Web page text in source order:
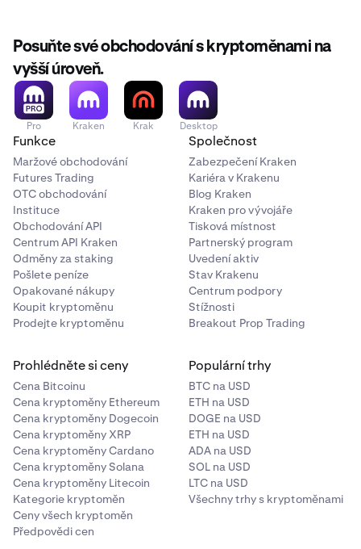
✅
Base
✅
✅
Polygon
✅
✅
✅
✅
Linea
✅
✅
Posuňte své obchodování s kryptoměnami na
vyšší úroveň.
Pro Kraken Krak Desktop
Funkce
Maržové obchodování
Futures Trading
OTC obchodování
Instituce
Obchodování API
Centrum API Kraken
Odměny za staking
Pošlete peníze
Opakované nákupy
Koupit kryptoměnu
Prodejte kryptoměnu
Společnost
Zabezpečení Kraken
Kariéra v Krakenu
Blog Kraken
Kraken pro vývojáře
Tisková místnost
Partnerský program
Uvedení aktiv
Stav Krakenu
Centrum podpory
Stížnosti
Breakout Prop Trading
Prohlédněte si ceny
Cena Bitcoinu
Cena kryptoměny Ethereum
Cena kryptoměny Dogecoin
Cena kryptoměny XRP
Cena kryptoměny Cardano
Cena kryptoměny Solana
Cena kryptoměny Litecoin
Kategorie kryptoměn
Ceny všech kryptoměn
Předpovědi cen
Populární trhy
BTC na USD
ETH na USD
DOGE na USD
ETH na USD
ADA na USD
SOL na USD
LTC na USD
Všechny trhy s kryptoměnami